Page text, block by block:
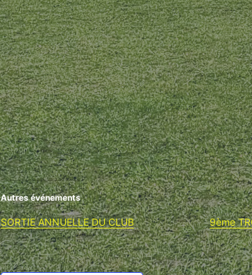
Autres événements
SORTIE ANNUELLE DU CLUB 9ème